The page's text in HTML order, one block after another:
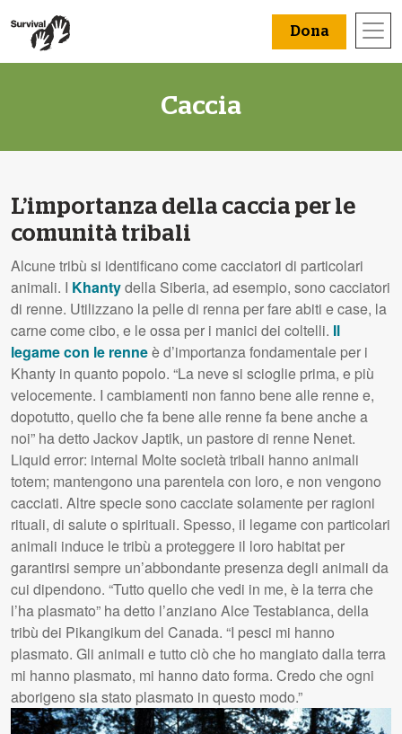
Dona
Caccia
L’importanza della caccia per le
comunità tribali
Alcune tribù si identificano come cacciatori di particolari
animali. I Khantydella Siberia, ad esempio, sono cacciatori
di renne. Utilizzano la pelle di renna per fare abiti e case, la
carne come cibo, e le ossa per i manici dei coltelli. Il
legame con le renneè d’importanza fondamentale per i
Khanty in quanto popolo. “La neve si scioglie prima, e più
velocemente. I cambiamenti non fanno bene alle renne e,
dopotutto, quello che fa bene alle renne fa bene anche a
noi” ha detto Jackov Japtik, un pastore di renne Nenet.
Liquid error: internal Molte società tribali hanno animali
totem; mantengono una parentela con loro, e non vengono
cacciati. Altre specie sono cacciate solamente per ragioni
rituali, di salute o spirituali. Spesso, il legame con particolari
animali induce le tribù a proteggere il loro habitat per
garantirsi sempre un’abbondante presenza degli animali da
cui dipendono. “Tutto quello che vedi in me, è la terra che
l’ha plasmato” ha detto l’anziano Alce Testabianca, della
tribù dei Pikangikum del Canada. “I pesci mi hanno
plasmato. Gli animali e tutto ciò che ho mangiato dalla terra
mi hanno plasmato, mi hanno dato forma. Credo che ogni
aborigeno sia stato plasmato in questo modo.”